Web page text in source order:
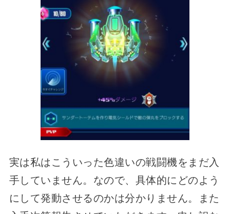
実は私はこういった色違いの戦闘機をまだ入
手していません。なので、具体的にどのよう
にして発動させるのかは分かりません。また